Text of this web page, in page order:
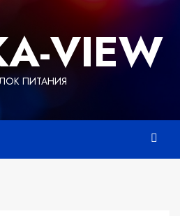
VIEW
ПИТАНИЯ